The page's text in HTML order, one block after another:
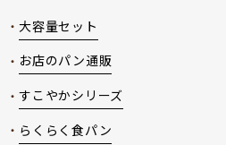
大容量セット
お店のパン通販
すこやかシリーズ
らくらく食パン